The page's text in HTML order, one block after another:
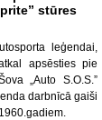
stūres
leģendai,
apsēsties pie
„Auto S.O.S.”
darbnīcā gaiši